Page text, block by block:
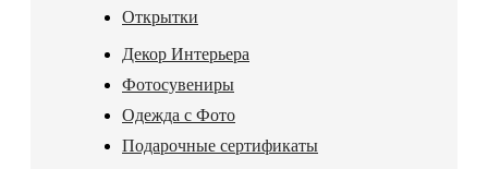
Открытки
Декор Интерьера
Фотосувениры
Одежда с Фото
Подарочные сертификаты